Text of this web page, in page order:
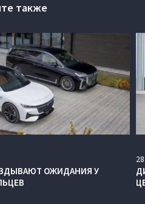
также
ОЖИДАНИЯ У
28